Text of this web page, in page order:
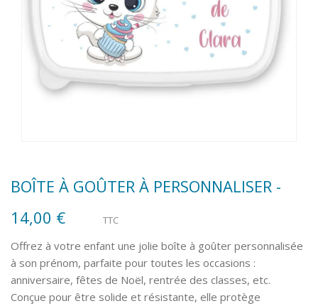
BOÎTE À GOÛTER À PERSONNALISER -
14,00 €
TTC
Offrez à votre enfant une jolie boîte à goûter personnalisée
à son prénom, parfaite pour toutes les occasions :
anniversaire, fêtes de Noël, rentrée des classes, etc.
Conçue pour être solide et résistante, elle protège